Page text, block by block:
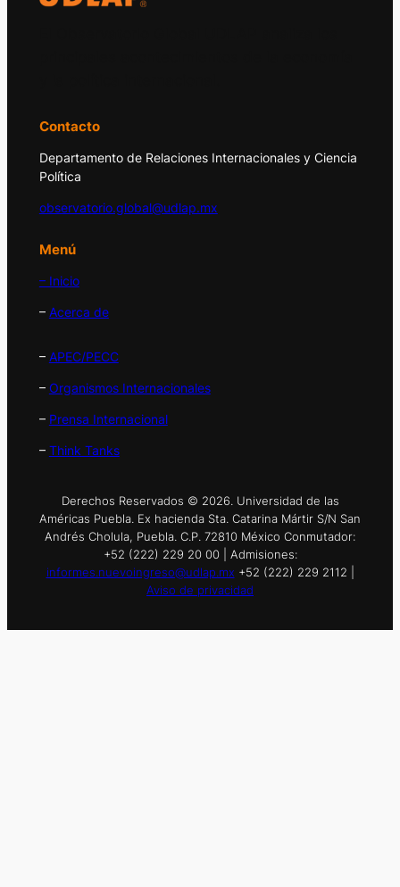
Contacto
Departamento de Relaciones Internacionales y Ciencia
Política
observatorio.global@udlap.mx
Menú
– Inicio
– Acerca de
– APEC/PECC
– Organismos Internacionales
– Prensa Internacional
– Think Tanks
Derechos Reservados © 2026. Universidad de las
Américas Puebla. Ex hacienda Sta. Catarina Mártir S/N San
Andrés Cholula, Puebla. C.P. 72810 México Conmutador:
+52 (222) 229 20 00 | Admisiones:
informes.nuevoingreso@udlap.mx +52 (222) 229 2112 |
Aviso de privacidad